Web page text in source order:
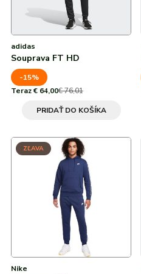
adidas
Souprava FT HD
-15%
Teraz € 64,00€ 76,01
PRIDAŤ DO KOŠÍKA
ZĽAVA
Nike